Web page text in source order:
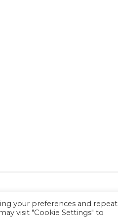
|
your preferences and repeat
visit "Cookie Settings" to